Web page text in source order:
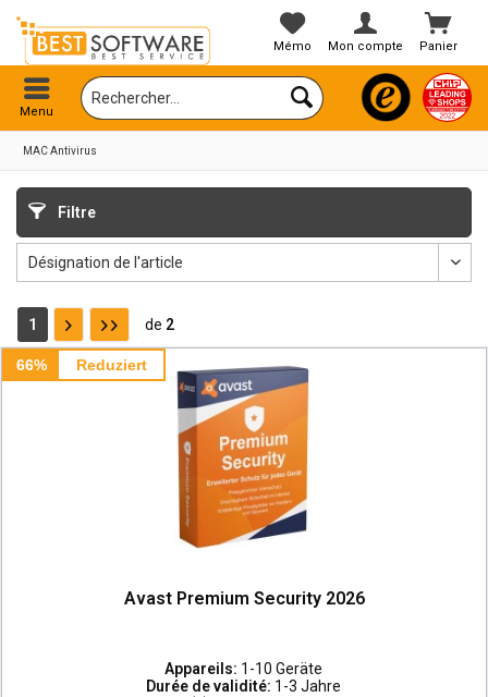
Panier
Mémo Mon compte
Menu
MAC Antivirus
Filtre
1 de 2
66% Reduziert
Avast Premium Security 2026
Appareils: 1-10 Geräte
Durée de validité: 1-3 Jahre